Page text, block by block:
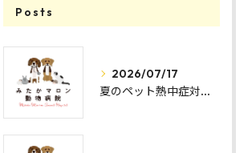
Posts
2026/07/17
夏のペット熱中症対策と安全管理